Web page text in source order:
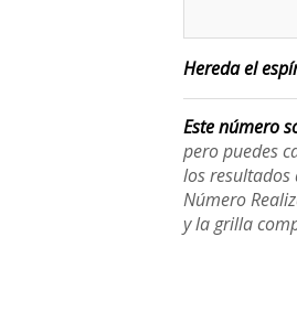
Hereda el
Este número
pero puedes
los resultados
Número
y la grilla